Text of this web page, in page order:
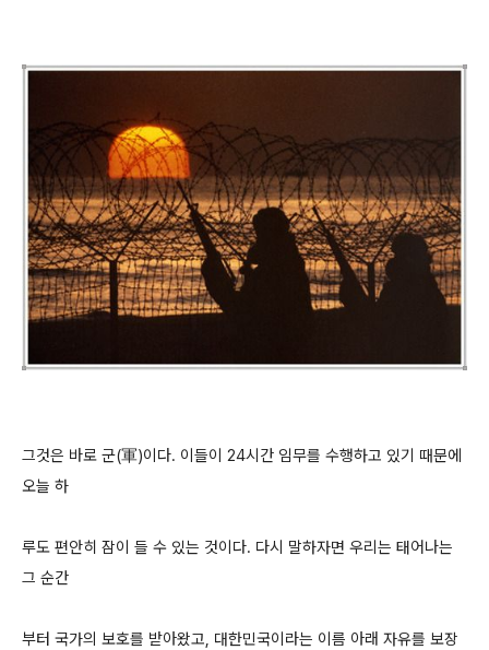
그것은 바로 군(軍)이다. 이들이 24시간 임무를 수행하고 있기 때문에
오늘 하
루도 편안히 잠이 들 수 있는 것이다. 다시 말하자면 우리는 태어나는
그 순간
부터 국가의 보호를 받아왔고, 대한민국이라는 이름 아래 자유를 보장